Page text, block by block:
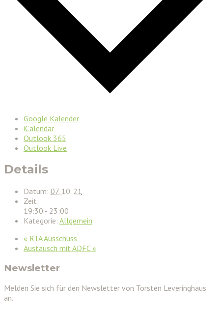
Google Kalender
iCalendar
Outlook 365
Outlook Live
Details
Datum: 07. 10. 21
Zeit:
19:30 - 23:00
Kategorie: Allgemein
« RTA Ausschuss
Austausch mit ADFC »
Newsletter
Melden Sie sich für den Newsletter von Torsten Leveringhaus
an.